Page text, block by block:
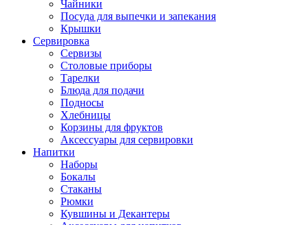
Чайники
Посуда для выпечки и запекания
Крышки
Сервировка
Сервизы
Столовые приборы
Тарелки
Блюда для подачи
Подносы
Хлебницы
Корзины для фруктов
Аксессуары для сервировки
Напитки
Наборы
Бокалы
Стаканы
Рюмки
Кувшины и Декантеры